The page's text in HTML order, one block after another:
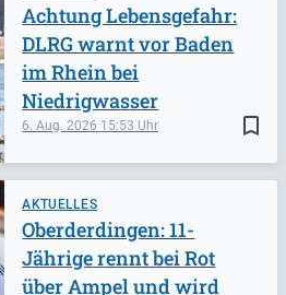
bookmark_border
6. Aug. 2026 15:53
Achtung Lebensgefahr:
DLRG warnt vor Baden
im Rhein bei
Niedrigwasser
AKTUELLES
Oberderdingen: 11-
Jährige rennt bei Rot
über Ampel und wird